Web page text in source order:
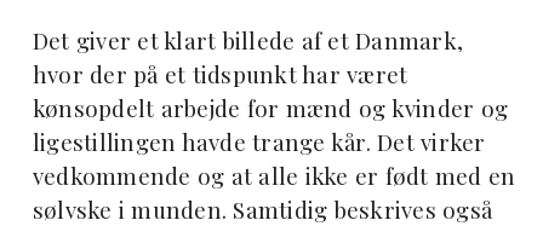
Det giver et klart billede af et Danmark,
hvor der på et tidspunkt har været
kønsopdelt arbejde for mænd og kvinder og
ligestillingen havde trange kår. Det virker
vedkommende og at alle ikke er født med en
sølvske i munden. Samtidig beskrives også